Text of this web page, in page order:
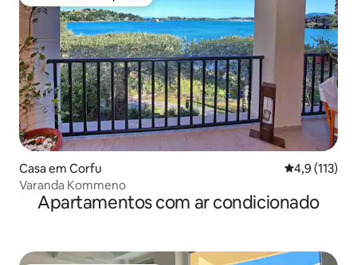
Casa em Corfu
4,9 (113)
Varanda Kommeno
Apartamentos com ar condicionado